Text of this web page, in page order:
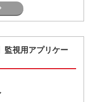
監視用アプリケー